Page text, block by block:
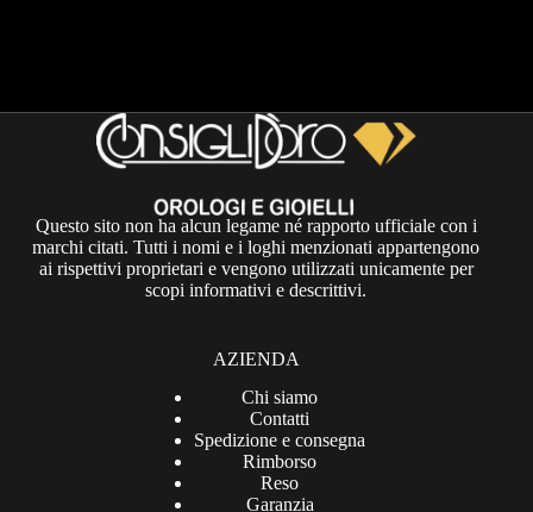
Questo sito non ha alcun legame né rapporto ufficiale con i
marchi citati. Tutti i nomi e i loghi menzionati appartengono
ai rispettivi proprietari e vengono utilizzati unicamente per
scopi informativi e descrittivi.
AZIENDA
Chi siamo
Contatti
Spedizione e consegna
Rimborso
Reso
Garanzia